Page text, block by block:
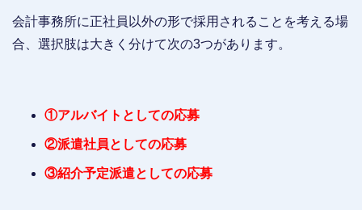
会計事務所に正社員以外の形で採用されることを考える場
合、選択肢は大きく分けて次の3つがあります。
①アルバイトとしての応募
②派遣社員としての応募
③紹介予定派遣としての応募